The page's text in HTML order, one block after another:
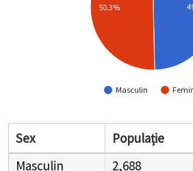
Masculin
50.3%
Sex Populație
Masculin
2,688